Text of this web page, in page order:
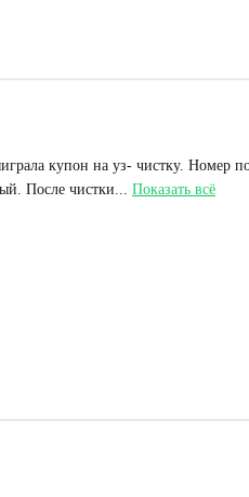
купон на уз- чистку. Номер
После чистки... Показать всё